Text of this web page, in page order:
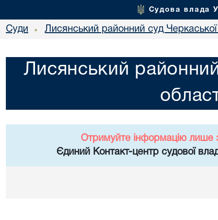
Судова влада
Суди • Лисянський районний суд Черкаської
Лисянський
Отримуйте інформацію лише
Єдиний Контакт-центр судової